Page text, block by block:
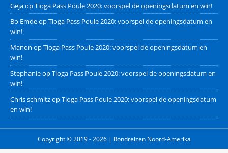
GejaopTioga Pass Poule 2020: voorspel de openingsdatum en win!
Bo EmdeopTioga Pass Poule 2020: voorspel de openingsdatum en
win!
Manon opTioga Pass Poule 2020: voorspel de openingsdatum en
win!
StephanieopTioga Pass Poule 2020: voorspel de openingsdatum en
win!
Chris schmitzopTioga Pass Poule 2020: voorspel de openingsdatum
en win!
Copyright © 2019 - 2026 | Rondreizen Noord-Amerika